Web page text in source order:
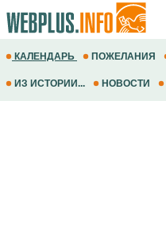
КАЛЕНДАРЬ ПОЖЕЛАНИЯ
ИЗ ИСТОРИИ... НОВОСТИ